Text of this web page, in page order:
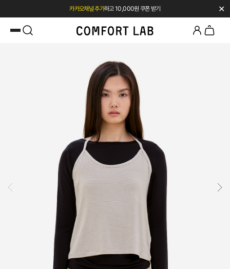
카카오채널 추가하고 10,000원 쿠폰 받기
첫 구매 전용 혜택 l 베스트셀러 50% OFF
✕